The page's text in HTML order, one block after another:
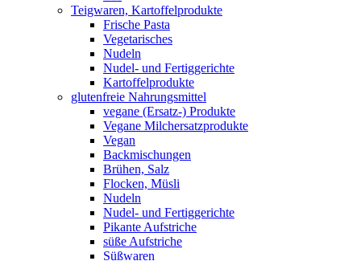
Teigwaren, Kartoffelprodukte
Frische Pasta
Vegetarisches
Nudeln
Nudel- und Fertiggerichte
Kartoffelprodukte
glutenfreie Nahrungsmittel
vegane (Ersatz-) Produkte
Vegane Milchersatzprodukte
Vegan
Backmischungen
Brühen, Salz
Flocken, Müsli
Nudeln
Nudel- und Fertiggerichte
Pikante Aufstriche
süße Aufstriche
Süßwaren